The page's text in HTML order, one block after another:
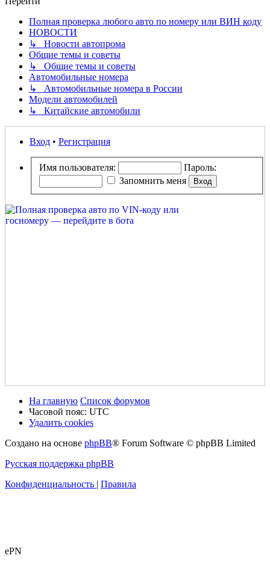
Полная проверка любого авто по номеру или ВИН коду
НОВОСТИ
↳ Новости автопрома
Общие темы и советы
↳ Общие темы и советы
Автомобильные номера
↳ Автомобильные номера в России
Модели автомобилей
↳ Китайские автомобили
Вход • Регистрация
Имя пользователя:
Пароль:
Запомнить меня
На главную Список форумов
Часовой пояс: UTC
Удалить cookies
Создано на основе phpBB® Forum Software © phpBB Limited
Русская поддержка phpBB
Конфиденциальность | Правила
ePN